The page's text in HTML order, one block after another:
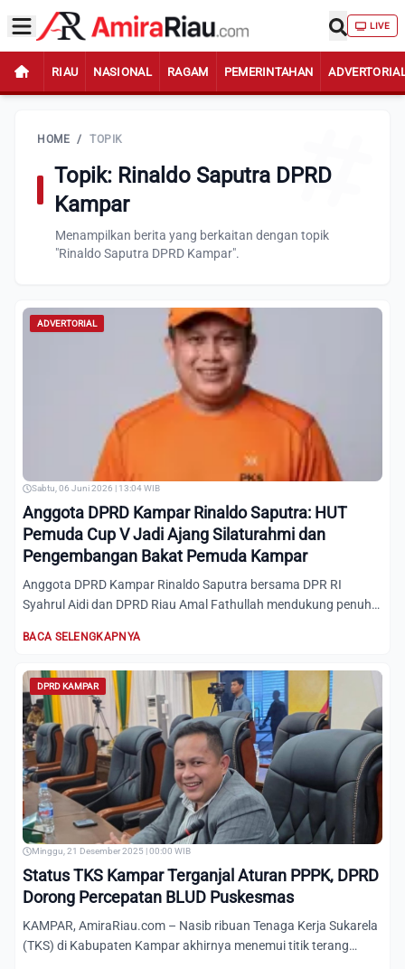
LIVE
RIAU NASIONAL RAGAM PEMERINTAHAN
HOME / TOPIK
Topik: Rinaldo Saputra DPRD
Kampar
Menampilkan berita yang berkaitan dengan topik
"Rinaldo Saputra DPRD Kampar".
ADVERTORIAL
Sabtu, 06 Juni 2026 | 13:04 WIB
Anggota DPRD Kampar Rinaldo Saputra: HUT
Pemuda Cup V Jadi Ajang Silaturahmi dan
Pengembangan Bakat Pemuda Kampar
Anggota DPRD Kampar Rinaldo Saputra bersama DPR RI
Syahrul Aidi dan DPRD Riau Amal Fathullah mendukung penuh
BACA SELENGKAPNYA
DPRD KAMPAR
Minggu, 21 Desember 2025 | 00:00 WIB
Status TKS Kampar Terganjal Aturan PPPK, DPRD
Dorong Percepatan BLUD Puskesmas
KAMPAR, AmiraRiau.com – Nasib ribuan Tenaga Kerja Sukarela
(TKS) di Kabupaten Kampar akhirnya menemui titik terang